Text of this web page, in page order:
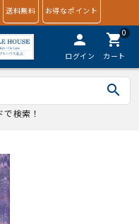
送料無料 お得なポイント
person
ログイン
0
shopping_cart
カート
search
検索！